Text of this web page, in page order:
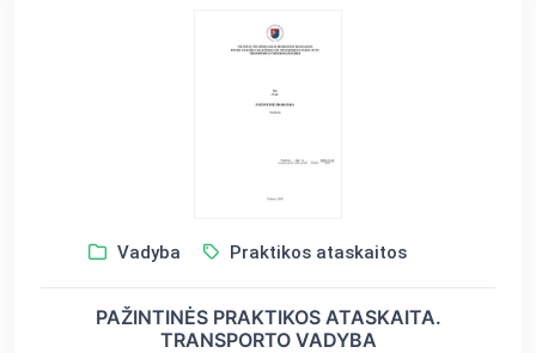
Vadyba Praktikos ataskaitos
PAŽINTINĖS PRAKTIKOS ATASKAITA.
TRANSPORTO VADYBA